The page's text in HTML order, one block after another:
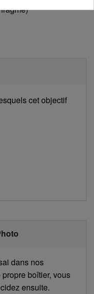
cet objectif
dans nos
boîtier, vous
ensuite.